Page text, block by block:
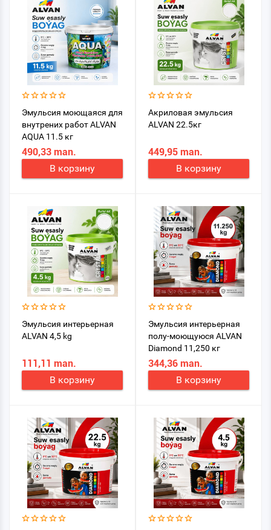
Эмульсия моющаяся для
внутрених работ ALVAN
AQUA 11.5 кг
490,33 man.
В корзину
Акриловая эмульсия
ALVAN 22.5кг
449,95 man.
В корзину
Эмульсия интерьерная
ALVAN 4,5 kg
111,11 man.
В корзину
Эмульсия интерьерная
полу-моющуюся ALVAN
Diamond 11,250 кг
344,36 man.
В корзину